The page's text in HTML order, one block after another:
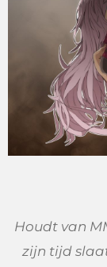
Houdt van
zijn tijd